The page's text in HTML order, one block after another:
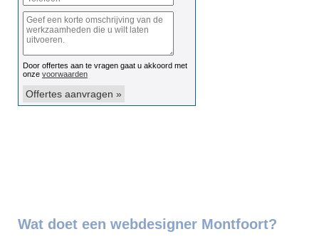
Wat doet een webdesigner Montfoort?